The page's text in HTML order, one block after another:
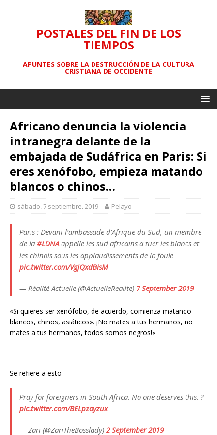
POSTALES DEL FIN DE LOS
TIEMPOS
APUNTES SOBRE LA DESTRUCCIÓN DE LA CULTURA
CRISTIANA DE OCCIDENTE
Africano denuncia la violencia
intranegra delante de la
embajada de Sudáfrica en Paris: Si
eres xenófobo, empieza matando
blancos o chinos…
sábado, 7 septiembre, 2019 Pelayo
Paris : Devant l’ambassade d’Afrique du Sud, un membre
de la #LDNAappelle les sud africains a tuer les blancs et
les chinois sous les applaudissements de la foule
pic.twitter.com/VgjQxdBisM
— Réalité Actuelle (@ActuelleRealite) 7 September 2019
«Si quieres ser xenófobo, de acuerdo, comienza matando
blancos, chinos, asiáticos». ¡No mates a tus hermanos, no
mates a tus hermanos, todos somos negros!«
Se refiere a esto:
Pray for foreigners in South Africa. No one deserves this. ?
pic.twitter.com/BELpzoyzux
— Zari (@ZariTheBosslady) 2 September 2019